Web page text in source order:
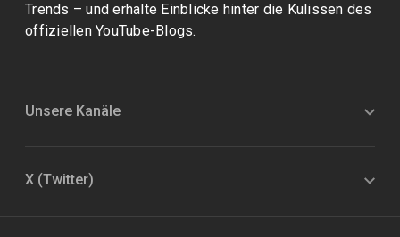
Trends – und erhalte Einblicke hinter die Kulissen des
offiziellen YouTube-Blogs.
Unsere Kanäle
X (Twitter)